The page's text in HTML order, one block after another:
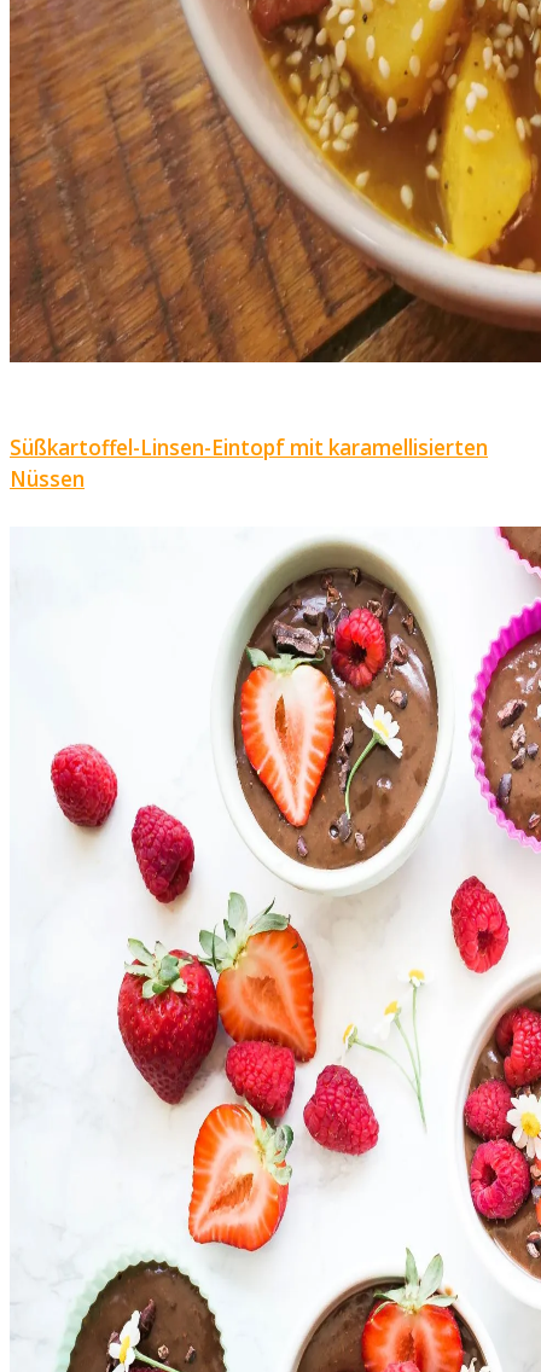
Süßkartoffel-Linsen-Eintopf mit karamellisierten
Nüssen